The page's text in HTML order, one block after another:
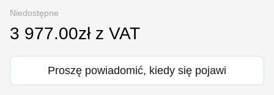
Niedostępne
3 977.00zł z VAT
Proszę powiadomić, kiedy się pojawi